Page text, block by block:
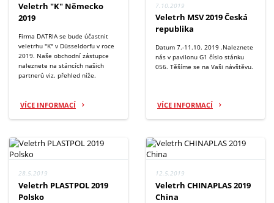
Veletrh "K" Německo
2019
Firma DATRIA se bude účastnit
veletrhu "K" v Düsseldorfu v roce
2019. Naše obchodní zástupce
naleznete na stáncích našich
partnerů viz. přehled níže.
VÍCE INFORMACÍ
7.10.2019
Veletrh MSV 2019 Česká
republika
Datum 7.-11.10. 2019 .Naleznete
nás v pavilonu G1 číslo stánku
056. Těšíme se na Vaši návštěvu.
VÍCE INFORMACÍ
28.5.2019
Veletrh PLASTPOL 2019
Polsko
12.5.2019
Veletrh CHINAPLAS 2019
China